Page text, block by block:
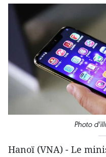
Photo
Hanoï (VNA) - Le